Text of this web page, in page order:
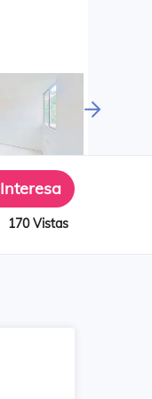
170 Vistas